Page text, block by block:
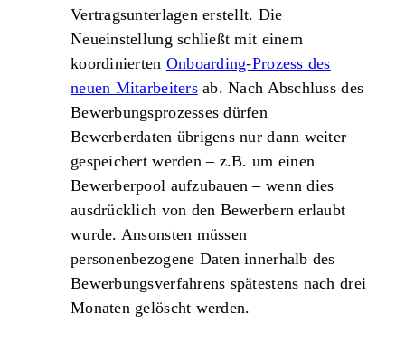
Vertragsunterlagen erstellt. Die
Neueinstellung schließt mit einem
koordinierten Onboarding-Prozess des
neuen Mitarbeitersab. Nach Abschluss des
Bewerbungsprozesses dürfen
Bewerberdaten übrigens nur dann weiter
gespeichert werden – z.B. um einen
Bewerberpool aufzubauen – wenn dies
ausdrücklich von den Bewerbern erlaubt
wurde. Ansonsten müssen
personenbezogene Daten innerhalb des
Bewerbungsverfahrens spätestens nach drei
Monaten gelöscht werden.